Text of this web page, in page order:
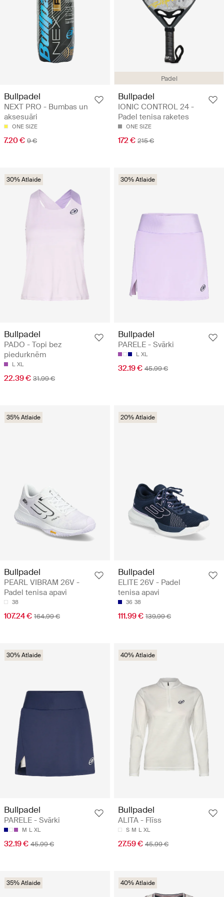
Bullpadel
NEXT PRO - Bumbas un
aksesuāri
ONE SIZE
7.20 € 9 €
Padel
Bullpadel
IONIC CONTROL 24 -
Padel tenisa raketes
ONE SIZE
172 € 215 €
30% Atlaide
Bullpadel
PADO - Topi bez
piedurknēm
L XL
22.39 € 31.99 €
30% Atlaide
Bullpadel
PARELE - Svārki
L XL
32.19 € 45.99 €
35% Atlaide
Bullpadel
PEARL VIBRAM 26V -
Padel tenisa apavi
38
107.24 € 164.99 €
20% Atlaide
Bullpadel
ELITE 26V - Padel
tenisa apavi
36 38
111.99 € 139.99 €
30% Atlaide
Bullpadel
PARELE - Svārki
M L XL
32.19 € 45.99 €
40% Atlaide
Bullpadel
ALITA - Flīss
S M L XL
27.59 € 45.99 €
35% Atlaide 40% Atlaide